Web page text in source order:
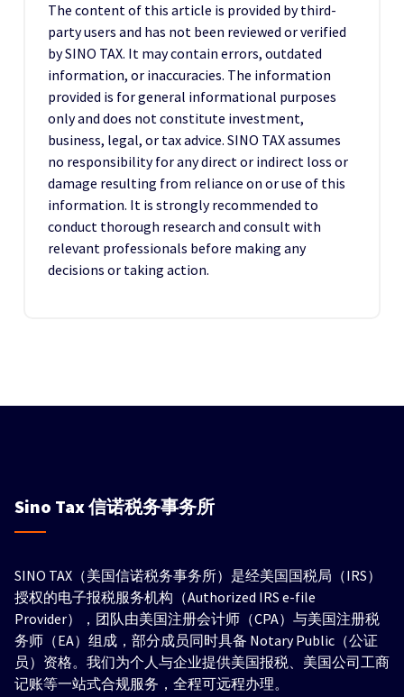
The content of this article is provided by third-
party users and has not been reviewed or verified
by SINO TAX. It may contain errors, outdated
information, or inaccuracies. The information
provided is for general informational purposes
only and does not constitute investment,
business, legal, or tax advice. SINO TAX assumes
no responsibility for any direct or indirect loss or
damage resulting from reliance on or use of this
information. It is strongly recommended to
conduct thorough research and consult with
relevant professionals before making any
decisions or taking action.
Sino Tax信诺税务事务所
SINO TAX（美国信诺税务事务所）是经美国国税局（IRS）
授权的电子报税服务机构（Authorized IRS e-file
Provider），团队由美国注册会计师（CPA）与美国注册税
务师（EA）组成，部分成员同时具备 Notary Public（公证
员）资格。我们为个人与企业提供美国报税、美国公司工商
记账等一站式合规服务，全程可远程办理。